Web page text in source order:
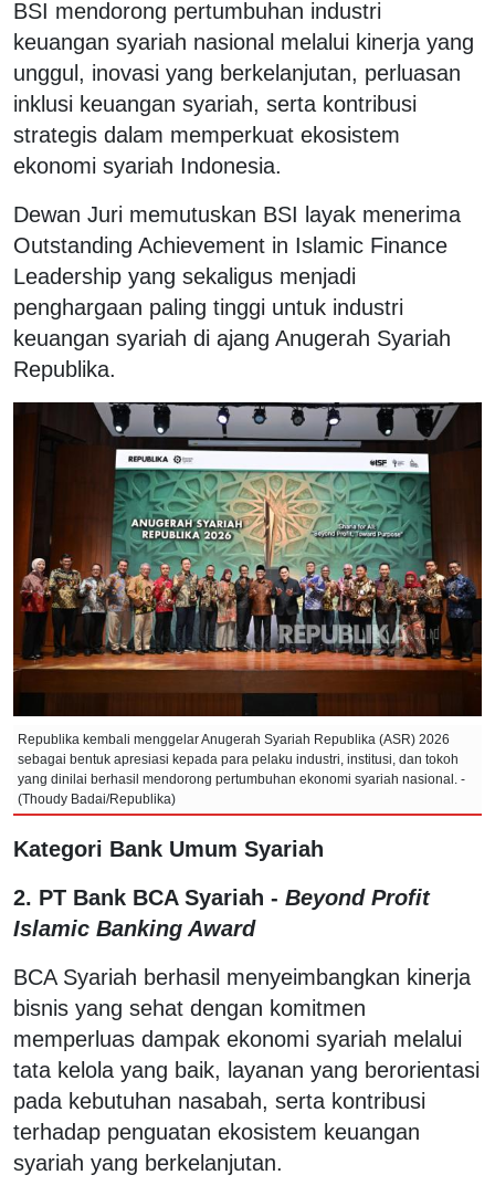
BSI mendorong pertumbuhan industri
keuangan syariah nasional melalui kinerja yang
unggul, inovasi yang berkelanjutan, perluasan
inklusi keuangan syariah, serta kontribusi
strategis dalam memperkuat ekosistem
ekonomi syariah Indonesia.
Dewan Juri memutuskan BSI layak menerima
Outstanding Achievement in Islamic Finance
Leadership yang sekaligus menjadi
penghargaan paling tinggi untuk industri
keuangan syariah di ajang Anugerah Syariah
Republika.
Republika kembali menggelar Anugerah Syariah Republika (ASR) 2026
sebagai bentuk apresiasi kepada para pelaku industri, institusi, dan tokoh
yang dinilai berhasil mendorong pertumbuhan ekonomi syariah nasional. -
(Thoudy Badai/Republika)
Kategori Bank Umum Syariah
2. PT Bank BCA Syariah - Beyond Profit
Islamic Banking Award
BCA Syariah berhasil menyeimbangkan kinerja
bisnis yang sehat dengan komitmen
memperluas dampak ekonomi syariah melalui
tata kelola yang baik, layanan yang berorientasi
pada kebutuhan nasabah, serta kontribusi
terhadap penguatan ekosistem keuangan
syariah yang berkelanjutan.